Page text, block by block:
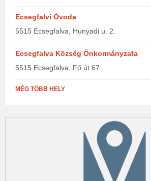
Ecsegfalvi Óvoda
5515 Ecsegfalva, Hunyadi u. 2.
Ecsegfalva Község Önkormányzata
5515 Ecsegfalva, Fő út 67.
MÉG TÖBB HELY